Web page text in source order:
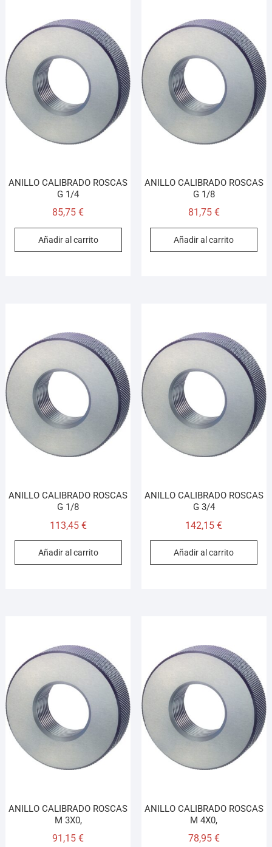
ANILLO CALIBRADO ROSCAS
G 1/4
85,75€
Añadir al carrito
ANILLO CALIBRADO ROSCAS
G 1/8
81,75 €
Añadir al carrito
ANILLO CALIBRADO ROSCAS
G 1/8
113,45 €
Añadir al carrito
ANILLO CALIBRADO ROSCAS
G 3/4
142,15€
Añadir al carrito
ANILLO CALIBRADO ROSCAS
M 3X0,
91,15€
ANILLO CALIBRADO ROSCAS
M 4X0,
78,95 €